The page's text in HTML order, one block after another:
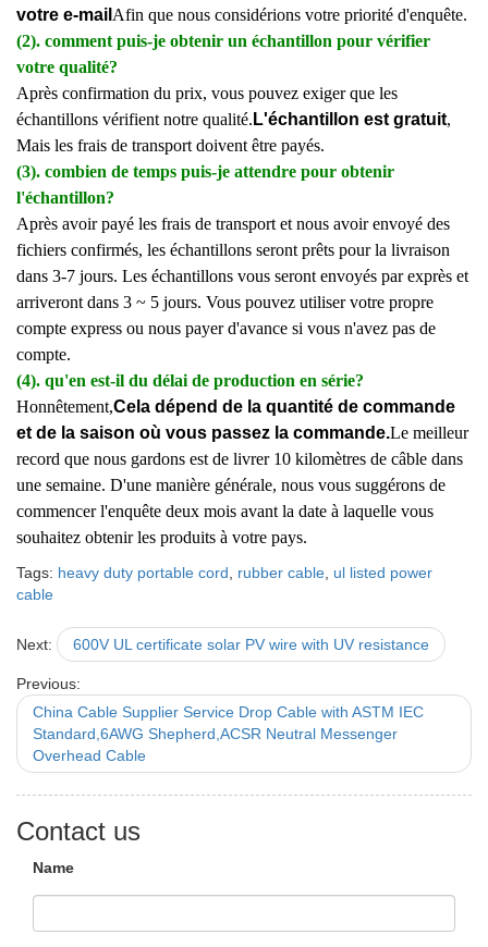
votre e-mail Afin que nous considérions votre priorité d'enquête.
(2). comment puis-je obtenir un échantillon pour vérifier
votre qualité?
Après confirmation du prix, vous pouvez exiger que les
échantillons vérifient notre qualité. L'échantillon est gratuit,
Mais les frais de transport doivent être payés.
(3). combien de temps puis-je attendre pour obtenir
l'échantillon?
Après avoir payé les frais de transport et nous avoir envoyé des
fichiers confirmés, les échantillons seront prêts pour la livraison
dans 3-7 jours. Les échantillons vous seront envoyés par exprès et
arriveront dans 3 ~ 5 jours. Vous pouvez utiliser votre propre
compte express ou nous payer d'avance si vous n'avez pas de
compte.
(4). qu'en est-il du délai de production en série?
Honnêtement,Cela dépend de la quantité de commande
et de la saison où vous passez la commande.Le meilleur
record que nous gardons est de livrer 10 kilomètres de câble dans
une semaine. D'une manière générale, nous vous suggérons de
commencer l'enquête deux mois avant la date à laquelle vous
souhaitez obtenir les produits à votre pays.
Tags: heavy duty portable cord rubber cable ul listed power
cable
Next: 600V UL certificate solar PV wire with UV resistance
Previous:
China Cable Supplier Service Drop Cable with ASTM IEC
Standard,6AWG Shepherd,ACSR Neutral Messenger
Overhead Cable
Contact us
Name